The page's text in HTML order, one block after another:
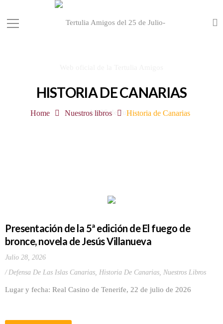
HISTORIA DE CANARIAS
Home Nuestros libros Historia de Canarias
Presentación de la 5ª edición de El fuego de
bronce, novela de Jesús Villanueva
Julio 28, 2026
Defensa De Las Islas Canarias, Historia De Canarias, Nuestros Libros
Lugar y fecha: Real Casino de Tenerife, 22 de julio de 2026